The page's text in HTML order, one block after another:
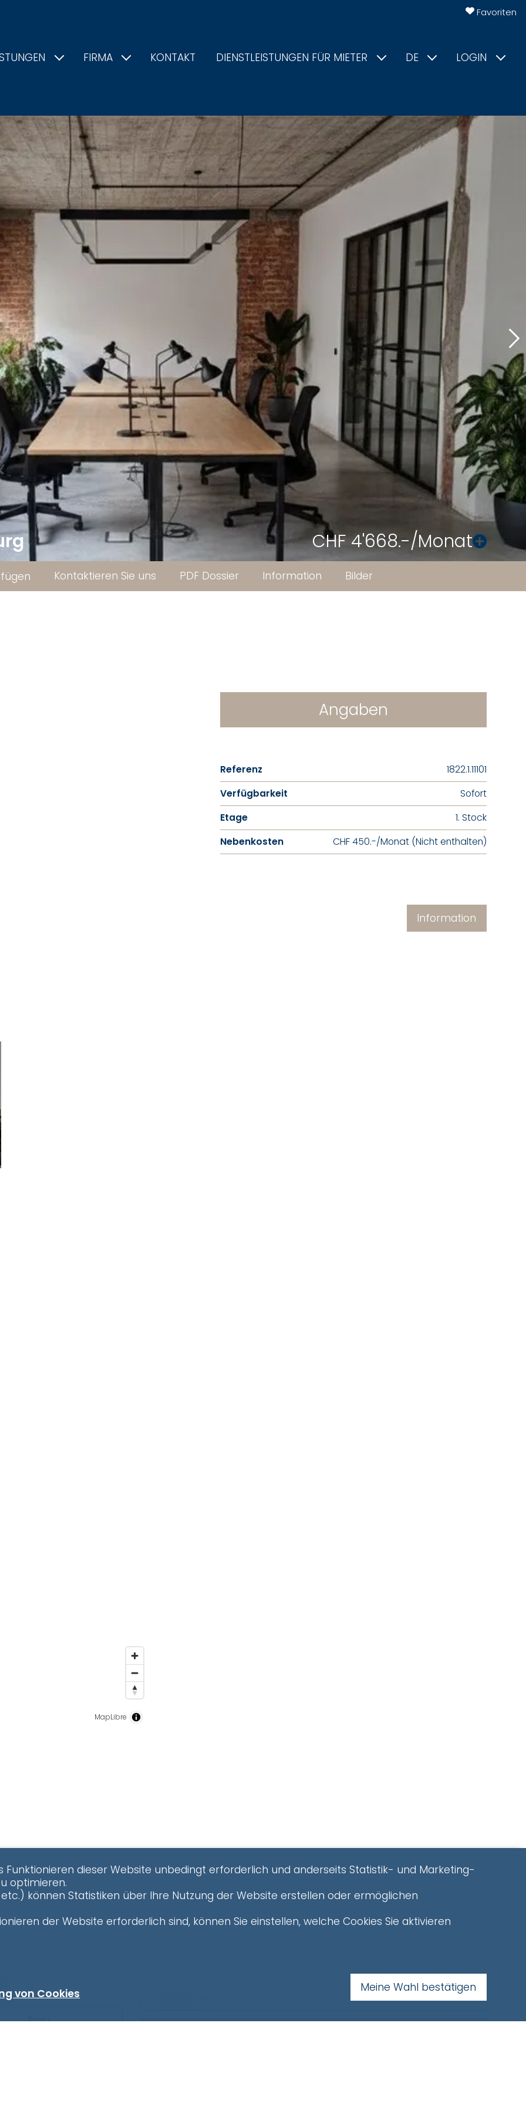
FIRMA KONTAKT DIENSTLEISTUNGEN FÜR MIETER DE LOGIN
Favoriten
CHF 4'668.-/Monat
Kontaktieren Sie uns PDF Dossier Information Bilder
Angaben
Referenz
1822.1.11101
Verfügbarkeit
Sofort
Etage
1. Stock
Nebenkosten
CHF 450.-/Monat (Nicht enthalten)
Information
MapLibre
Frau
Funktionieren dieser Website unbedingt erforderlich und anderseits Statistik- und Marketing-
optimieren.
können Statistiken über Ihre Nutzung der Website erstellen oder ermöglichen
der Website erforderlich sind, können Sie einstellen, welche Cookies Sie aktivieren
von Cookies Meine Wahl bestätigen